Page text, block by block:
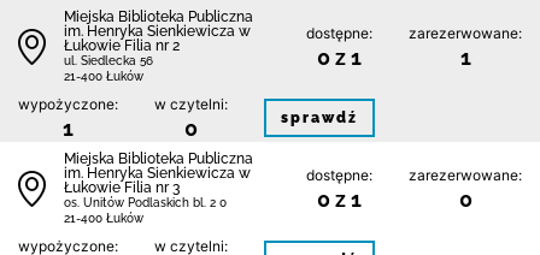
Miejska Biblioteka Publiczna
im. Henryka Sienkiewicza w
Łukowie Filia nr 2
ul. Siedlecka 56
21-400 Łuków
dostępne:
0 z 1
zarezerwowane:
1
wypożyczone:
1
w czytelni:
0 sprawdź
Miejska Biblioteka Publiczna
im. Henryka Sienkiewicza w
Łukowie Filia nr 3
os. Unitów Podlaskich bl. 2 0
21-400 Łuków
dostępne:
0 z 1
zarezerwowane:
0
wypożyczone: w czytelni: